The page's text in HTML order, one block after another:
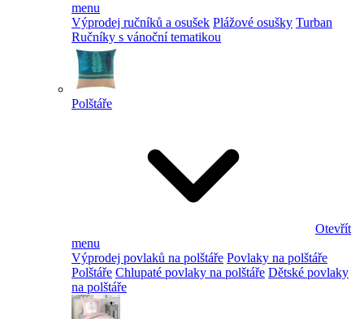
menu
Výprodej ručníků a osušek Plážové osušky Turban
Ručníky s vánoční tematikou
Polštáře
Otevřít
menu
Výprodej povlaků na polštáře Povlaky na polštáře
Polštáře Chlupaté povlaky na polštáře Dětské povlaky
na polštáře